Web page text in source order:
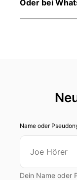
Oder bei
Name oder
Dein Name oder